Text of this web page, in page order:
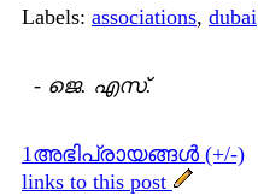
Labels: associations, dubai
- ജെ. എസ്.
1അഭിപ്രായങ്ങള്‍ (+/-)
links to this post